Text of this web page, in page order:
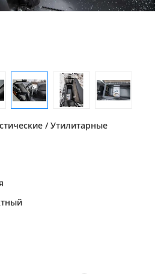
/ Утилитарные